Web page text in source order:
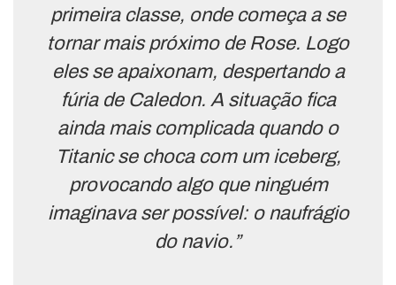
primeira classe, onde começa a se
tornar mais próximo de Rose. Logo
eles se apaixonam, despertando a
fúria de Caledon. A situação fica
ainda mais complicada quando o
Titanic se choca com um iceberg,
provocando algo que ninguém
imaginava ser possível: o naufrágio
do navio.”